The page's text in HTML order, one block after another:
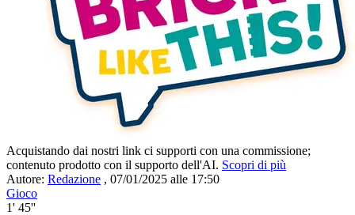
Acquistando dai nostri link ci supporti con una commissione;
contenuto prodotto con il supporto dell'AI. Scopri di più
Autore: Redazione , 07/01/2025 alle 17:50
Gioco
1' 45''